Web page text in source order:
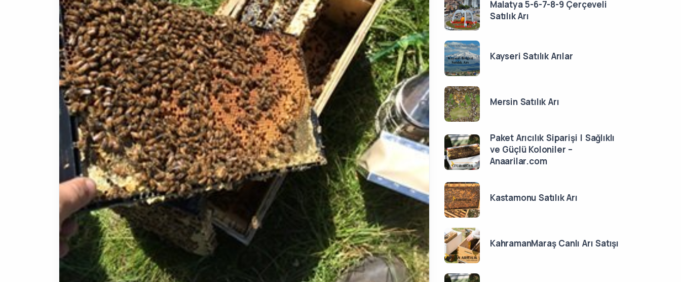
Malatya 5-6-7-8-9 Çerçeveli
Satılık Arı
Kayseri Satılık Arılar
Mersin Satılık Arı
Paket Arıcılık Siparişi | Sağlıklı
ve Güçlü Koloniler –
Anaarilar.com
Kastamonu Satılık Arı
KahramanMaraş Canlı Arı Satışı